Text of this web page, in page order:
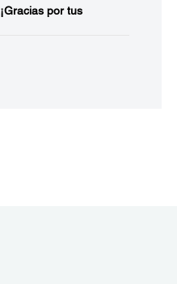
¡Gracias por tus